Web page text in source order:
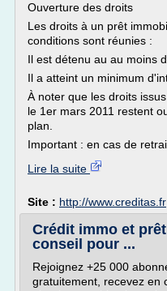
Ouverture des droits
Les droits à un prêt
conditions sont réunies :
Il est détenu au au moins
Il a atteint un minimum
À noter que les droits
le 1er mars 2011 restent
plan.
Important : en cas de
Lire la suite
Site : http://www.creditas.fr
Crédit immo et
conseil pour ...
Rejoignez +25 000
gratuitement, recevez en